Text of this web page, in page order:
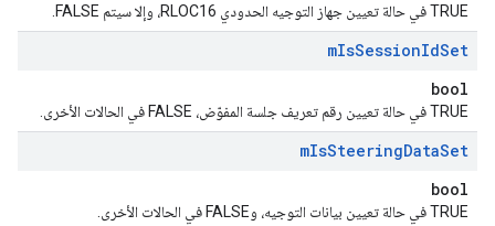
TRUE في حالة تعيين جهاز التوجيه الحدودي RLOC16، وإلا سيتم FALSE.
mIsSessionIdSet
bool
TRUE في حالة تعيين رقم تعريف جلسة المفوّض، FALSE في الحالات الأخرى.
mIsSteeringDataSet
bool
TRUE في حالة تعيين بيانات التوجيه، وFALSE في الحالات الأخرى.